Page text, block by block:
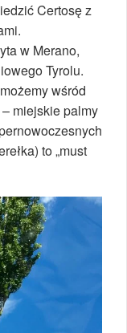
Certosę z
w Merano,
Tyrolu.
wśród
miejskie palmy
to „must